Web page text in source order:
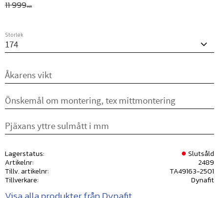
Ordinarie pris:
11 999KR
Storlek
Lagerstatus
Slutsåld
Artikelnr
2489
Tillv. artikelnr
TA49163-2501
Tillverkare
Dynafit